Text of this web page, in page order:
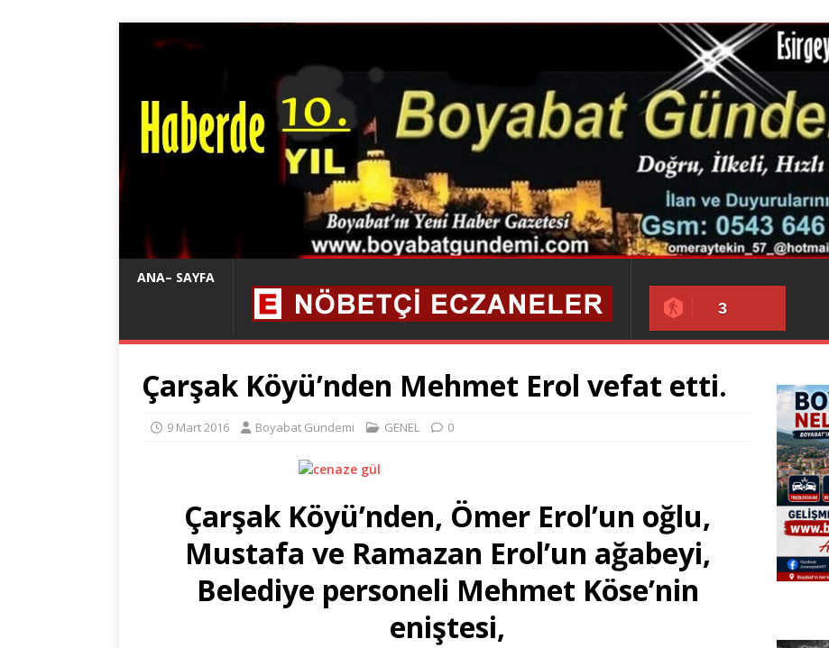
ANA– SAYFA
3
Çarşak Köyü’nden Mehmet Erol vefat etti.
9 Mart 2016 Boyabat Gündemi GENEL 0
Çarşak Köyü’nden, Ömer Erol’un oğlu,
Mustafa ve Ramazan Erol’un ağabeyi,
Belediye personeli Mehmet Köse’nin
eniştesi,